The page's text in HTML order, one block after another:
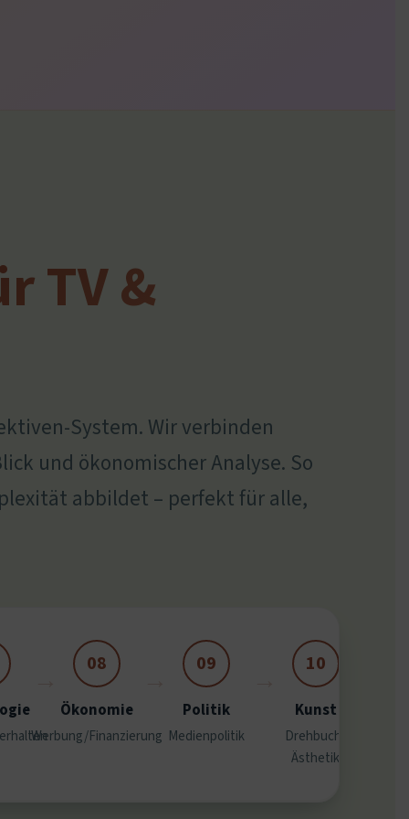
TV &
System. Wir verbinden
und ökonomischer Analyse. So
abbildet – perfekt für alle,
08
Ökonomie
Werbung/Finanzierung
09
Politik
Medienpolitik
10
Kunst
Drehbuch/
Ästhetik